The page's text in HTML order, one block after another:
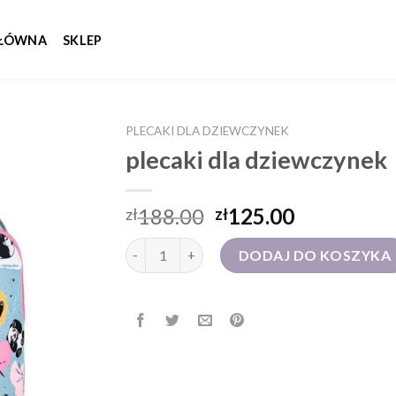
SKLEP
PLECAKI DLA DZIEWCZYNEK
plecaki dla dziewczynek
zł188.00 zł125.00
ilość plecaki dla dziewczynekDODAJ DO KOSZYKA